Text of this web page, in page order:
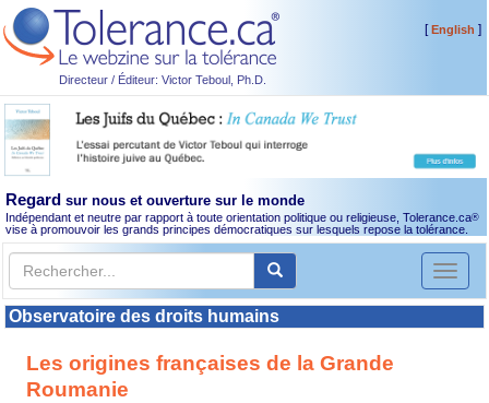
Directeur / Éditeur: Victor Teboul, Ph.D.
[English ]
Regard sur nous et ouverture sur le monde
Indépendant et neutre par rapport à toute orientation politique ou religieuse, Tolerance.ca®
vise à promouvoir les grands principes démocratiques sur lesquels repose la tolérance.
Toggle
Observatoire des droits humains
Les origines françaises de la Grande
Roumanie